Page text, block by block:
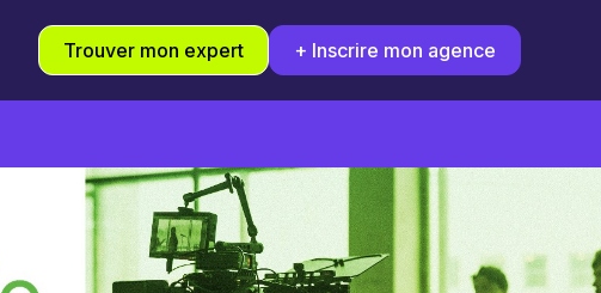
Trouver mon expert + Inscrire mon agence